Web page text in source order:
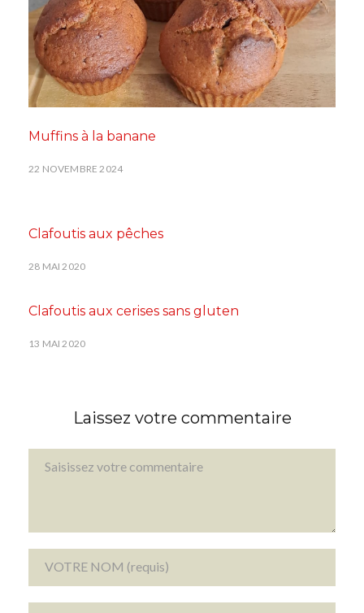
Muffins à la banane
22 NOVEMBRE 2024
Clafoutis aux pêches
28 MAI 2020
Clafoutis aux cerises sans gluten
13 MAI 2020
Laissez votre commentaire